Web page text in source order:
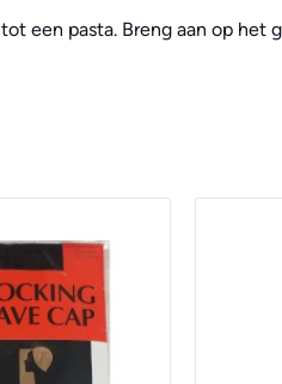
een pasta. Breng aan op